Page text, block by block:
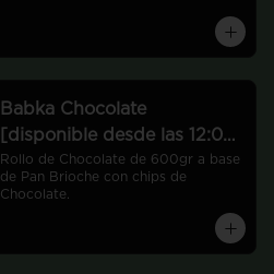
Babka Chocolate
[disponible desde las 12:00
hrs]
Rollo de Chocolate de 600gr a base
de Pan Brioche con chips de
Chocolate.